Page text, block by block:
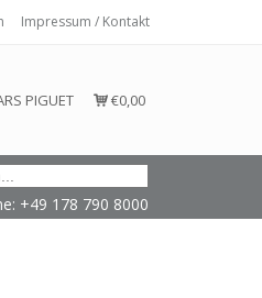
Impressum / Kontakt
PIGUET €0,00
+49 178 790 8000